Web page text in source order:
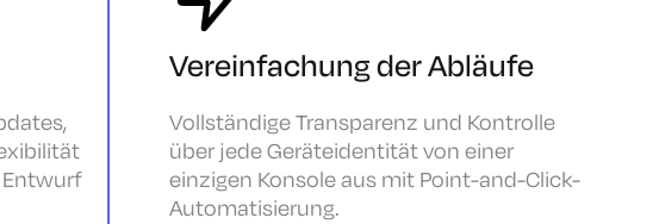
Entwurf
Vereinfachung der Abläufe
Vollständige Transparenz und Kontrolle
über jede Geräteidentität von einer
einzigen Konsole aus mit Point-and-Click-
Automatisierung.